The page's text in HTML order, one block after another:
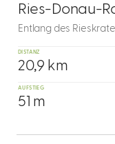
1
Ries-Donau-
Entlang des
DISTANZ
20,9 km
AUFSTIEG
51 m